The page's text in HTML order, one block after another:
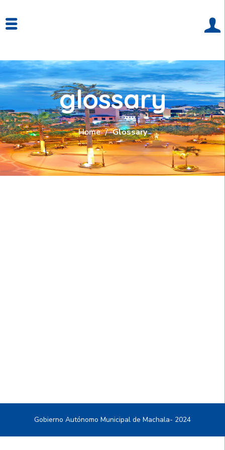
glossary
Home Glossary
Gobierno Autónomo Municipal de Machala- 2024